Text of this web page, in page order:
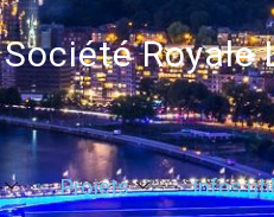
Société Royale
Projets Infos